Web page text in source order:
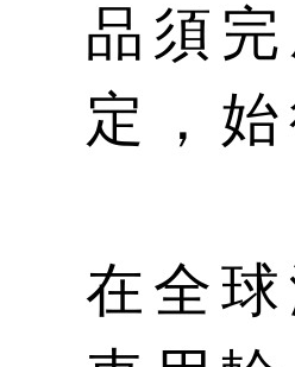
品須
定，
在全